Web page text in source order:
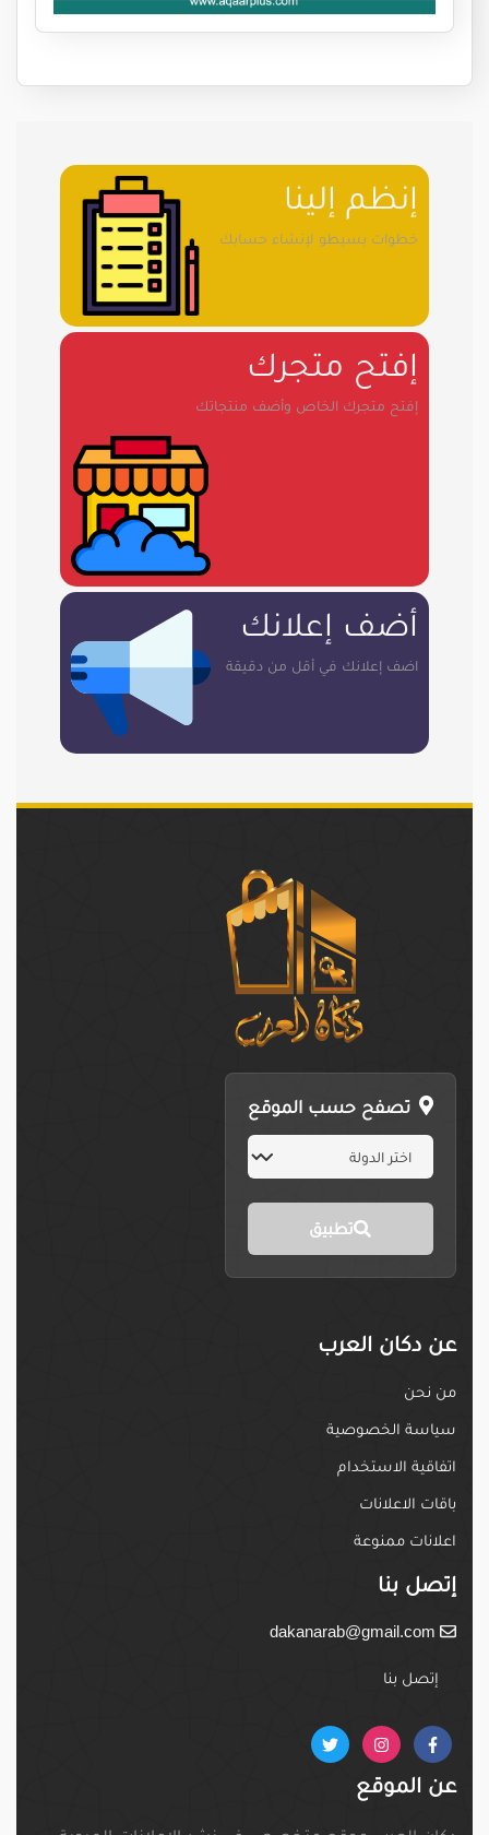
إنظم إلينا
خطوات بسيطو لإنشاء حسابك
إفتح متجرك
إفتح متجرك الخاص وأضف منتجاتك
أضف إعلانك
اضف إعلانك في أقل من دقيقة
تصفح حسب الموقع
تطبيق
عن دكان العرب
من نحن
سياسة الخصوصية
اتفاقية الاستخدام
باقات الاعلانات
اعلانات ممنوعة
إتصل بنا
إتصل بنا
عن الموقع